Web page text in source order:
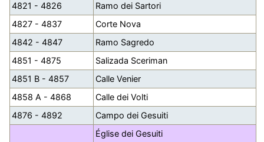
4821 - 4826
Ramo dei Sartori
4827 - 4837
Corte Nova
4842 - 4847
Ramo Sagredo
4851 - 4875
Salizada Sceriman
4851 B - 4857
Calle Venier
4858 A - 4868
Calle dei Volti
4876 - 4892
Campo dei Gesuiti
Église dei Gesuiti